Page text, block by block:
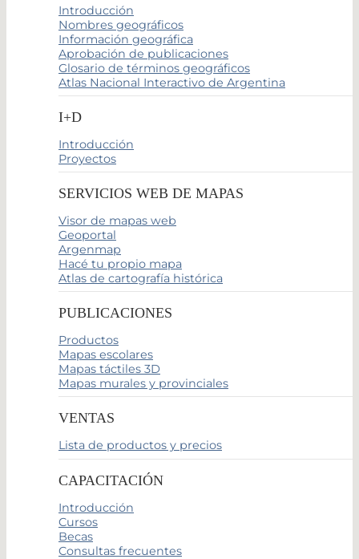
Introducción
Nombres geográficos
Información geográfica
Aprobación de publicaciones
Glosario de términos geográficos
Atlas Nacional Interactivo de Argentina
I+D
Introducción
Proyectos
SERVICIOS WEB DE MAPAS
Visor de mapas web
Geoportal
Argenmap
Hacé tu propio mapa
Atlas de cartografía histórica
PUBLICACIONES
Productos
Mapas escolares
Mapas táctiles 3D
Mapas murales y provinciales
VENTAS
Lista de productos y precios
CAPACITACIÓN
Introducción
Cursos
Becas
Consultas frecuentes